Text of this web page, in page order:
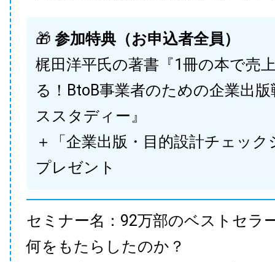
🎁 参加特典（お申込者全員）
梶田洋平氏の著書『1冊の本で売
る！BtoB事業者のための企業出
ススタディー』
＋「企業出版・目的設計チェック
プレゼント
セミナー名：92万部のベストセラ
何をもたらしたのか？